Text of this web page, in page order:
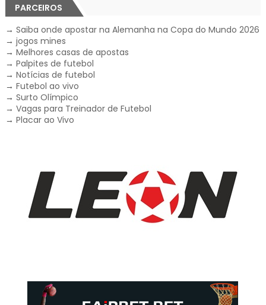
PARCEIROS
→ Saiba onde apostar na Alemanha na Copa do Mundo 2026
→ jogos mines
→ Melhores casas de apostas
→ Palpites de futebol
→ Notícias de futebol
→ Futebol ao vivo
→ Surto Olímpico
→ Vagas para Treinador de Futebol
→ Placar ao Vivo